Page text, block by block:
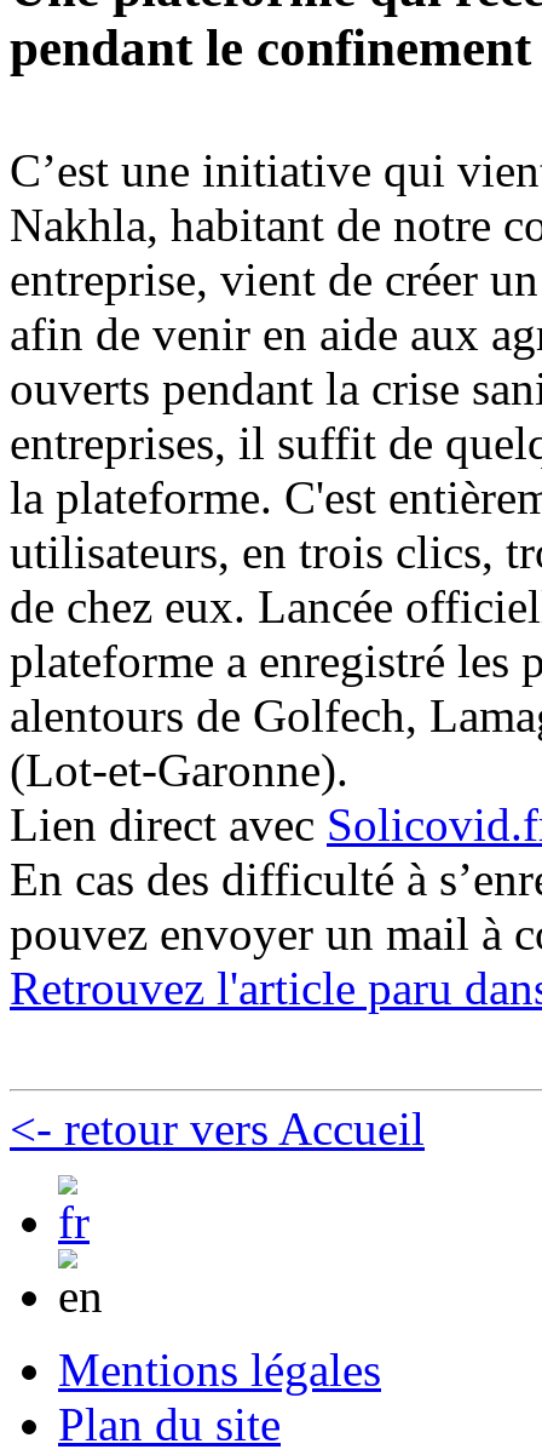
pendant le confinement
C’est une initiative qui
Nakhla, habitant de notre
entreprise, vient de créer
afin de venir en aide aux
ouverts pendant la crise
entreprises, il suffit de
la plateforme. C'est
utilisateurs, en trois clics,
de chez eux. Lancée
plateforme a enregistré les
alentours de Golfech,
(Lot-et-Garonne).
Lien direct avec
En cas des difficulté à
pouvez envoyer un mail à
Retrouvez l'article paru
<- retour vers Accueil
Mentions légales
Plan du site